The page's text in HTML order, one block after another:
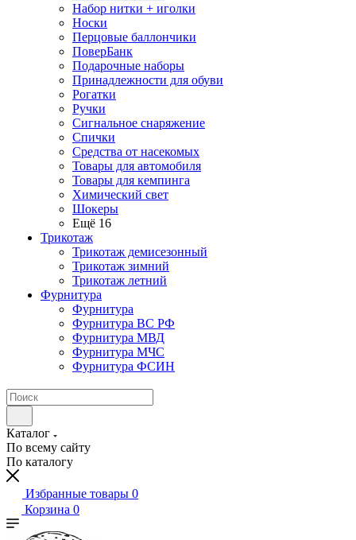
Набор нитки + иголки
Носки
Перцовые баллончики
ПоверБанк
Подарочные наборы
Принадлежности для обуви
Рогатки
Ручки
Сигнальное снаряжение
Спички
Средства от насекомых
Товары для автомобиля
Товары для кемпинга
Химический свет
Шокеры
Ещё 16
Трикотаж
Трикотаж демисезонный
Трикотаж зимний
Трикотаж летний
Фурнитура
Фурнитура
Фурнитура ВС РФ
Фурнитура МВД
Фурнитура МЧС
Фурнитура ФСИН
Каталог
По всему сайту
По каталогу
Избранные товары 0
Корзина 0